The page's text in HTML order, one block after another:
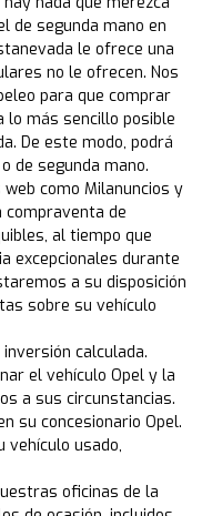
de segunda mano en
le ofrece una
no le ofrecen. Nos
para que comprar
lo más sencillo posible
De este modo, podrá
de segunda mano.
como Milanuncios y
compraventa de
al tiempo que
excepcionales durante
a su disposición
sobre su vehículo
calculada.
el vehículo Opel y la
a sus circunstancias.
su concesionario Opel.
vehículo usado,
oficinas de la